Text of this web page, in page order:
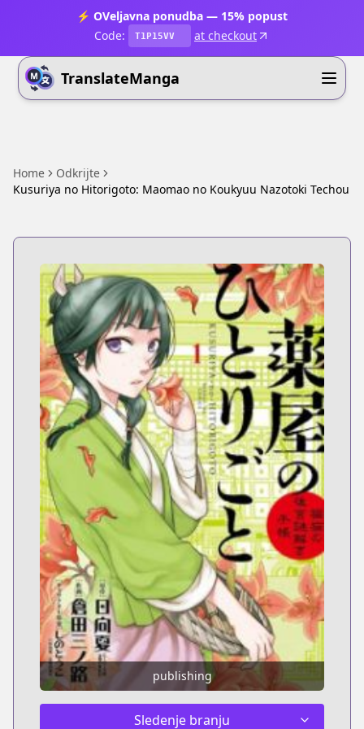
⚡ OVeljavna ponudba — 15% popust
Code:
T1P15VV at checkout
TranslateManga
Home
Odkrijte
Kusuriya no Hitorigoto: Maomao no Koukyuu Nazotoki Techou
publishing
Sledenje branju